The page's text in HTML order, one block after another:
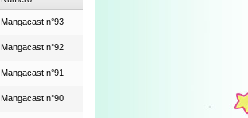
Mangacast n°93
Mangacast n°92
Mangacast n°91
Mangacast n°90